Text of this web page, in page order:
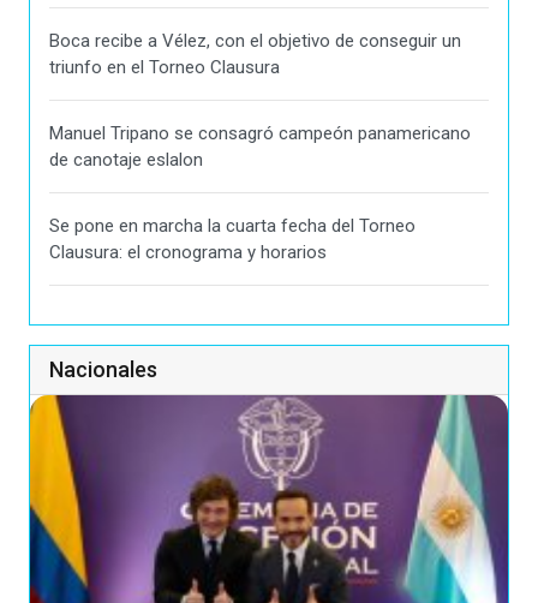
Boca recibe a Vélez, con el objetivo de conseguir un
triunfo en el Torneo Clausura
Manuel Tripano se consagró campeón panamericano
de canotaje eslalon
Se pone en marcha la cuarta fecha del Torneo
Clausura: el cronograma y horarios
Nacionales